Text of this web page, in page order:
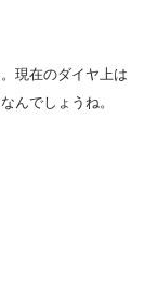
現在のダイヤ上は
んでしょうね。